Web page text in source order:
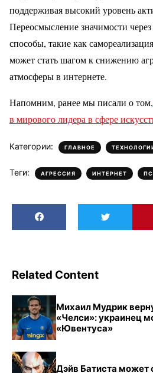
поддерживая высокий уровень
Переосмысление значимости
способы, такие как
может стать шагом к снижению
атмосферы в интернете.
Напомним, ранее мы писали о том,
в мирового лидера в сфере
Категории: ГЛАВНОЕ ,
Теги: АГРЕССИЯ , ИНТЕРНЕТ ,
Related Content
Михаил Мудрик
«Челси»: украинец
«Ювентуса»
Дэйв Батиста может